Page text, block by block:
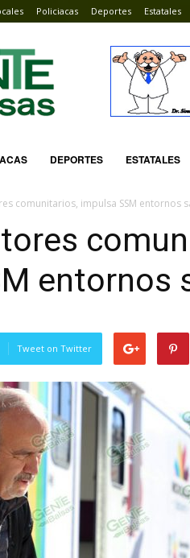
Policiacas Deportes Estatales
DEPORTES ESTATALES
comunitarios, impulsa SSM entornos
entornos
Tweet on Twitter